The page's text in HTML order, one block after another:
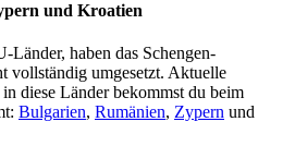
und Kroatien
Länder, haben das Schengen-
vollständig umgesetzt. Aktuelle
diese Länder bekommst du beim
Bulgarien, Rumänien, Zypern und